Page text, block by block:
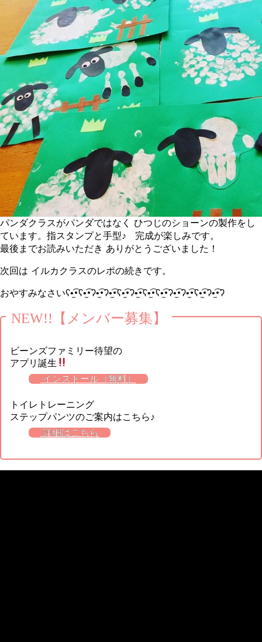
パンダクラスがパンダではなく ひつじのショーンの製作をし
ています。指スタンプと手型♪ 完成が楽しみです。
最後までお読みいただき ありがとうございました！
次回は イルカクラスのレポの続きです。
おやすみなさいʕ•̫͡•ʕ•̫͡•ʔ•̫͡•ʔ•̫͡•ʕ•̫͡•ʔ•̫͡•ʕ•̫͡•ʕ•̫͡•ʔ•̫͡•ʔ•̫͡•ʕ•̫͡•ʔ•̫͡•ʔ
NEW!!【メンバー募集】
ビーンズファミリー待望の
アプリ誕生
インストール（無料）
トイレトレーニング
ステップパンツのご案内はこちら♪
詳細はこちら